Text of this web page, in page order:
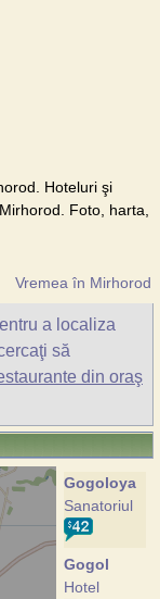
Hoteluri şi
Foto, harta,
Vremea în Mirhorod
a localiza
să
din oraş
Gogoloya
Sanatoriul
Gogol
Hotel